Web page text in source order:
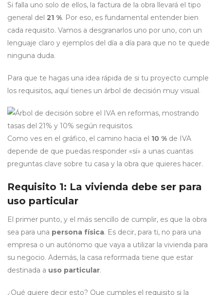
Si falla uno solo de ellos, la factura de la obra llevará el tipo
general del 21 %. Por eso, es fundamental entender bien
cada requisito. Vamos a desgranarlos uno por uno, con un
lenguaje claro y ejemplos del día a día para que no te quede
ninguna duda.
Para que te hagas una idea rápida de si tu proyecto cumple
los requisitos, aquí tienes un árbol de decisión muy visual.
Como ves en el gráfico, el camino hacia el 10 % de IVA
depende de que puedas responder «sí» a unas cuantas
preguntas clave sobre tu casa y la obra que quieres hacer.
Requisito 1: La vivienda debe ser para
uso particular
El primer punto, y el más sencillo de cumplir, es que la obra
sea para una persona física. Es decir, para ti, no para una
empresa o un autónomo que vaya a utilizar la vivienda para
su negocio. Además, la casa reformada tiene que estar
destinada a uso particular.
¿Qué quiere decir esto? Que cumples el requisito si la